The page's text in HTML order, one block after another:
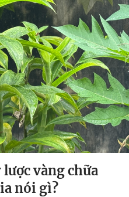
vàng chữa
nói gì?